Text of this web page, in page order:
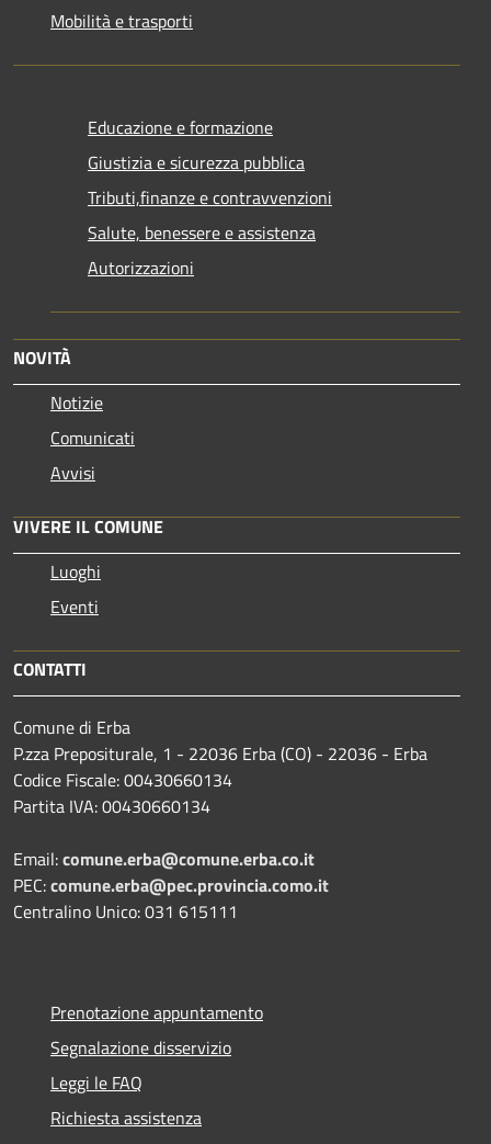
Mobilità e trasporti
Educazione e formazione
Giustizia e sicurezza pubblica
Tributi,finanze e contravvenzioni
Salute, benessere e assistenza
Autorizzazioni
NOVITÀ
Notizie
Comunicati
Avvisi
VIVERE IL COMUNE
Luoghi
Eventi
CONTATTI
Comune di Erba
P.zza Prepositurale, 1 - 22036 Erba (CO) - 22036 - Erba
Codice Fiscale: 00430660134
Partita IVA: 00430660134
Email:comune.erba@comune.erba.co.it
PEC:comune.erba@pec.provincia.como.it
Centralino Unico: 031 615111
Prenotazione appuntamento
Segnalazione disservizio
Leggi le FAQ
Richiesta assistenza